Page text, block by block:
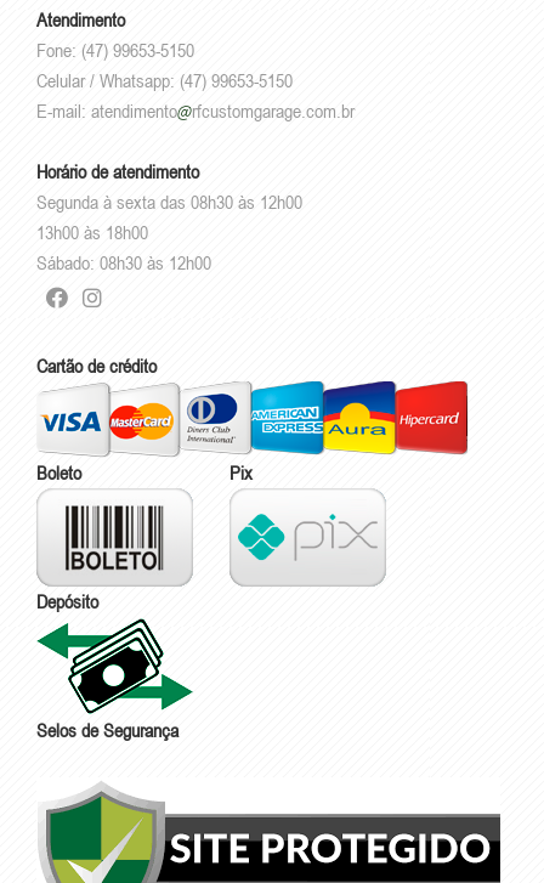
Atendimento
Fone: (47) 99653-5150
Celular / Whatsapp: (47) 99653-5150
E-mail: atendimento rfcustomgarage.com.br
Horário de atendimento
Segunda à sexta das 08h30 às 12h00
13h00 às 18h00
Sábado: 08h30 às 12h00
Cartão de crédito
Boleto Pix
Depósito
Selos de Segurança